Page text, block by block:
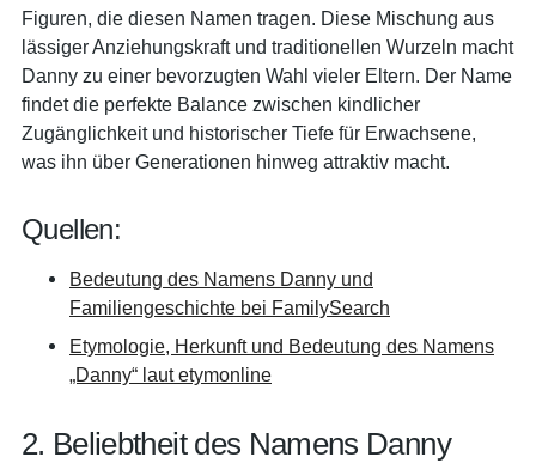
Figuren, die diesen Namen tragen. Diese Mischung aus
lässiger Anziehungskraft und traditionellen Wurzeln macht
Danny zu einer bevorzugten Wahl vieler Eltern. Der Name
findet die perfekte Balance zwischen kindlicher
Zugänglichkeit und historischer Tiefe für Erwachsene,
was ihn über Generationen hinweg attraktiv macht.
Quellen:
Bedeutung des Namens Danny und
Familiengeschichte bei FamilySearch
Etymologie, Herkunft und Bedeutung des Namens
„Danny“ laut etymonline
2. Beliebtheit des Namens Danny